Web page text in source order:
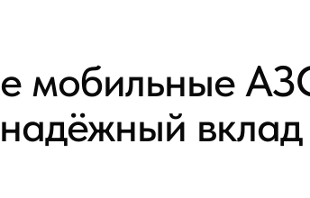
мобильные